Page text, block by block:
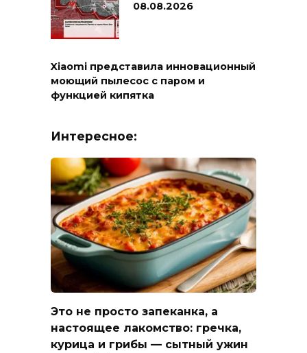
08.08.2026
Xiaomi представила инновационный
моющий пылесос с паром и
функцией кипятка
Интересное:
Это не просто запеканка, а
настоящее лакомство: гречка,
курица и грибы — сытный ужин